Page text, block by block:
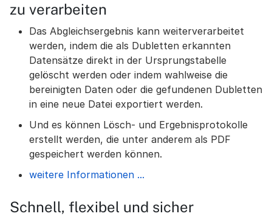
zu verarbeiten
Das Abgleichsergebnis kann weiterverarbeitet
werden, indem die als Dubletten erkannten
Datensätze direkt in der Ursprungstabelle
gelöscht werden oder indem wahlweise die
bereinigten Daten oder die gefundenen Dubletten
in eine neue Datei exportiert werden.
Und es können Lösch- und Ergebnisprotokolle
erstellt werden, die unter anderem als PDF
gespeichert werden können.
weitere Informationen ...
Schnell, flexibel und sicher